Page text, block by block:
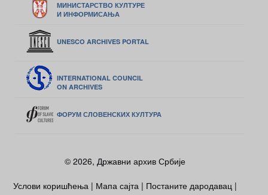
МИНИСТАРСТВО КУЛТУРЕ
И ИНФОРМИСАЊА
UNESCO ARCHIVES PORTAL
INTERNATIONAL COUNCIL
ON ARCHIVES
ФОРУМ СЛОВЕНСКИХ КУЛТУРА
© 2026, Државни архив Србије
Услови коришћења | Мапа сајта | Постаните дародавац |